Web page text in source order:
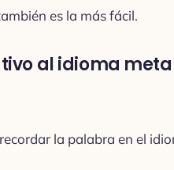
es la más fácil.
al idioma meta
la palabra en el